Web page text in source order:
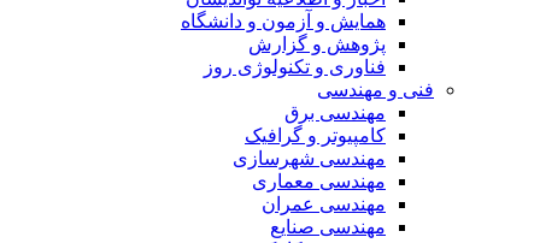
همایش و آزمون و دانشگاه
پژوهش و گزارش
فناوری و تکنولوژی روز
فنی و مهندسی
مهندسی برق
کامپیوتر و گرافیک
مهندسی شهرسازی
مهندسی معماری
مهندسی عمران
مهندسی صنایع